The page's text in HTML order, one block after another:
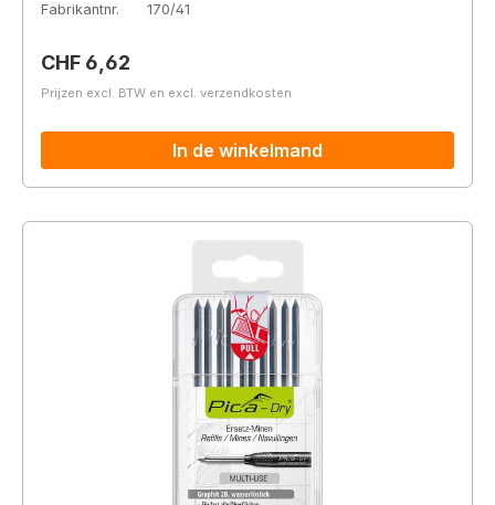
Fabrikantnr.
170/41
Normale prijs:
CHF 6,62
Prijzen excl. BTW en excl. verzendkosten
In de winkelmand